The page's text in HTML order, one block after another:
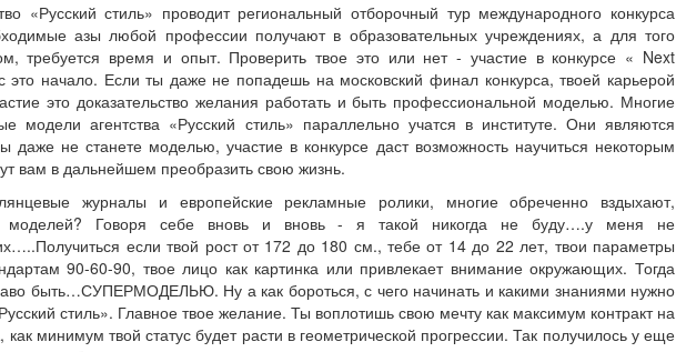
«Русский стиль» проводит региональный отборочный тур международного конкурса
азы любой профессии получают в образовательных учреждениях, а для того
требуется время и опыт. Проверить твое это или нет - участие в конкурсе « Next
это начало. Если ты даже не попадешь на московский финал конкурса, твоей карьерой
это доказательство желания работать и быть профессиональной моделью. Многие
модели агентства «Русский стиль» параллельно учатся в институте. Они являются
не станете моделью, участие в конкурсе даст возможность научиться некоторым
вам в дальнейшем преобразить свою жизнь.
журналы и европейские рекламные ролики, многие обреченно вздыхают,
моделей? Говоря себе вновь и вновь - я такой никогда не буду….у меня не
если твой рост от 172 до 180 см., тебе от 14 до 22 лет, твои параметры
90-60-90, твое лицо как картинка или привлекает внимание окружающих. Тогда
быть…СУПЕРМОДЕЛЬЮ. Ну а как бороться, с чего начинать и какими знаниями нужно
стиль». Главное твое желание. Ты воплотишь свою мечту как максимум контракт на
минимум твой статус будет расти в геометрической прогрессии. Так получилось у еще